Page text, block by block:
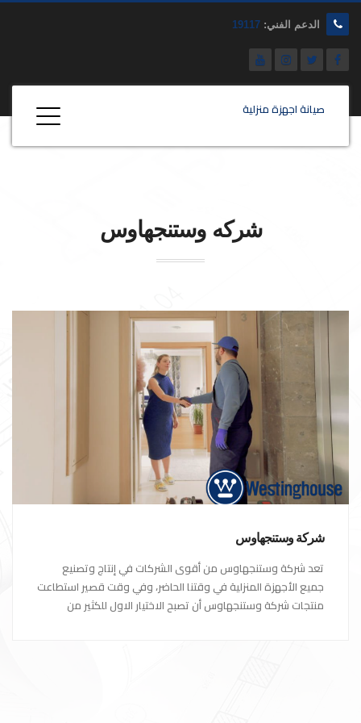
الدعم الفني: 19117
صيانة اجهزة منزلية
شركهوستنجهاوس
شركة وستنجهاوس
تعد شركة وستنجهاوس من أقوى الشركات في إنتاج وتصنيع
جميع الأجهزة المنزلية في وقتنا الحاضر، وفي وقت قصير استطاعت
منتجات شركة وستنجهاوس أن تصبح الاختيار الاول للكثير من